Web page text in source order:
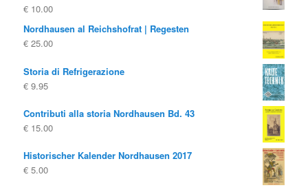
€ 10.00
Nordhausen al Reichshofrat | Regesten
€ 25.00
Storia di Refrigerazione
€ 9.95
Contributi alla storia Nordhausen Bd. 43
€ 15.00
Historischer Kalender Nordhausen 2017
€ 5.00